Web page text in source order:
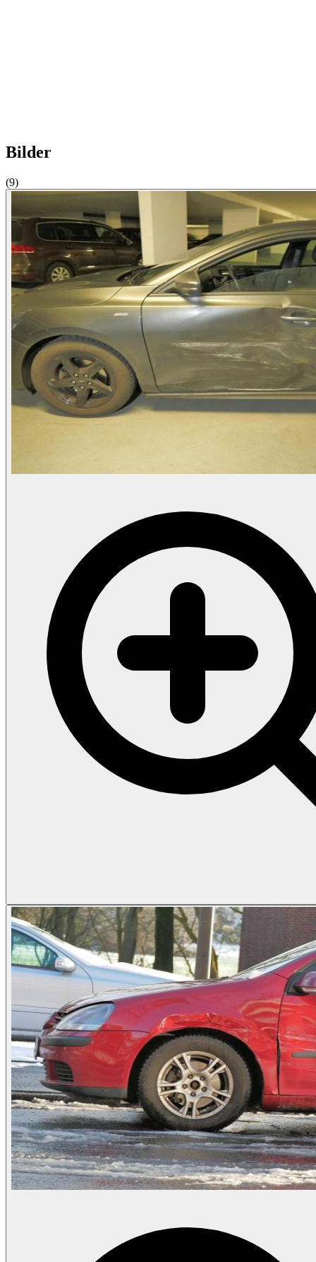
Bilder
(9)